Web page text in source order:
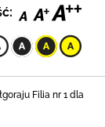
Filia nr 1 dla